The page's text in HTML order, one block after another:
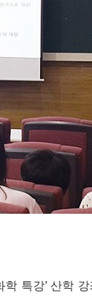
특강’ 산학